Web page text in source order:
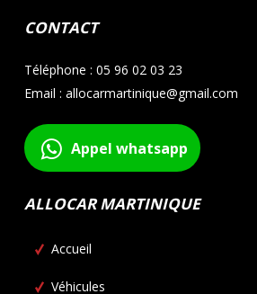
CONTACT
Téléphone : 05 96 02 03 23
Email : allocarmartinique@gmail.com
Appel whatsapp
ALLOCAR MARTINIQUE
Accueil
Véhicules